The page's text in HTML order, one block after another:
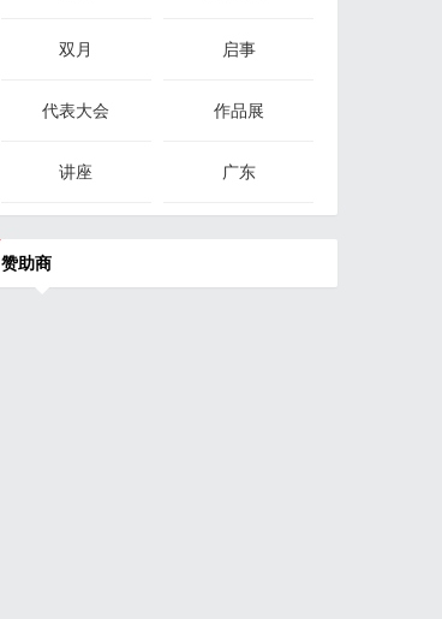
双月 启事
代表大会 作品展
讲座 广东
赞助商